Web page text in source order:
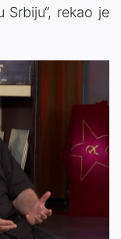
rekao je